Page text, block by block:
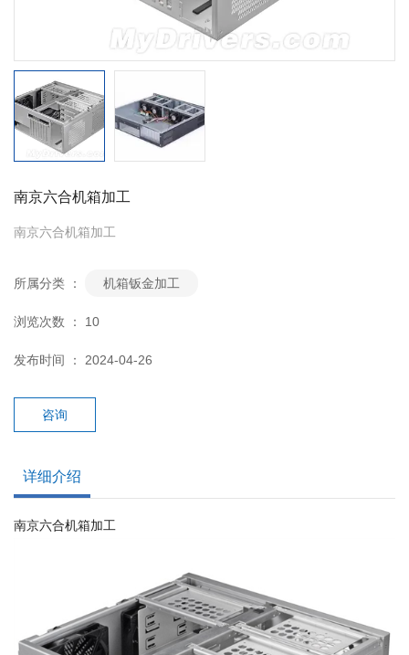
南京六合机箱加工
南京六合机箱加工
所属分类 ： 机箱钣金加工
浏览次数 ： 10
发布时间 ： 2024-04-26
咨询
详细介绍
南京六合机箱加工